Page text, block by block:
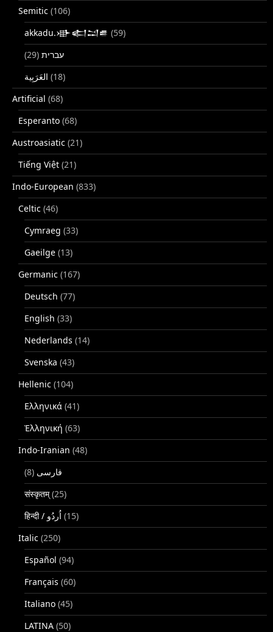
Semitic (106)
akkadu.𒀝𒅗𒁺𒌑 (59)
עברית (29)
(18)
Artificial (68)
Esperanto (68)
Austroasiatic (21)
Tiếng Việt (21)
Indo-European (833)
Celtic (46)
Cymraeg (33)
Gaeilge (13)
Germanic (167)
Deutsch (77)
English (33)
Nederlands (14)
Svenska (43)
Hellenic (104)
Ελληνικά (41)
Ἑλληνική (63)
Indo-Iranian (48)
فارسی (8)
संस्कृतम्(25)
(15)
Italic (250)
Español (94)
Français (60)
Italiano (45)
LATINA (50)